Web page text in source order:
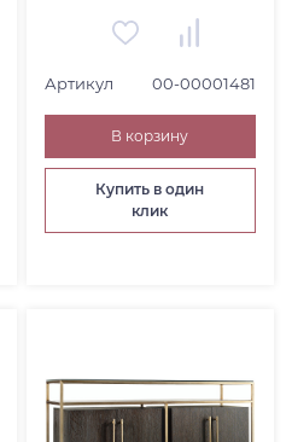
Артикул 00-00001481
В корзину
Купить в один
клик